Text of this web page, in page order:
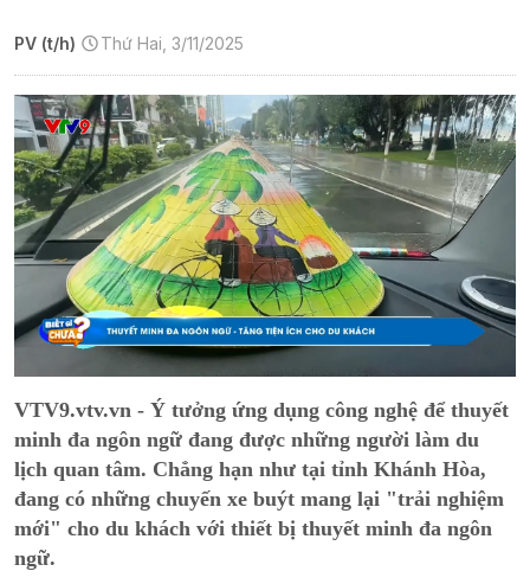
PV (t/h) Thứ Hai, 3/11/2025
VTV9.vtv.vn - Ý tưởng ứng dụng công nghệ để thuyết
minh đa ngôn ngữ đang được những người làm du
lịch quan tâm. Chẳng hạn như tại tỉnh Khánh Hòa,
đang có những chuyến xe buýt mang lại "trải nghiệm
mới" cho du khách với thiết bị thuyết minh đa ngôn
ngữ.